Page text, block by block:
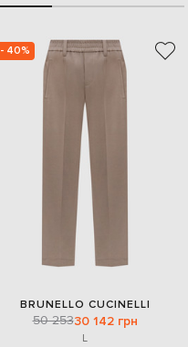
- 40%
BRUNELLO CUCINELLI
50 25330 142 грн
L